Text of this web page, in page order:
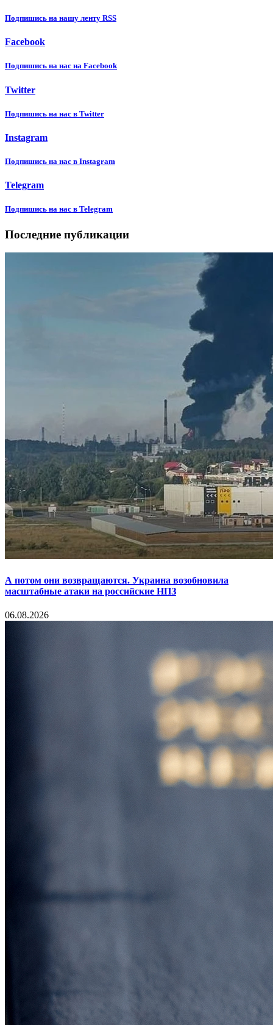
Подпишиcь на нашу ленту RSS
Facebook
Подпишиcь на нас на Facebook
Twitter
Подпишиcь на нас в Twitter
Instagram
Подпишиcь на нас в Instagram
Telegram
Подпишиcь на нас в Telegram
Последние публикации
А потом они возвращаются. Украина возобновила
масштабные атаки на российские НПЗ
06.08.2026